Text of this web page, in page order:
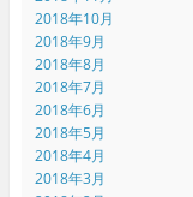
2018年10月
2018年9月
2018年8月
2018年7月
2018年6月
2018年5月
2018年4月
2018年3月